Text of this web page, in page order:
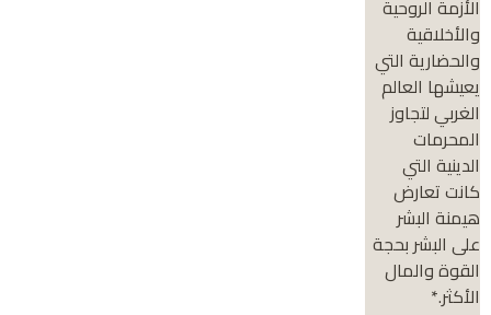
الأزمة الروحية
والأخلاقية
والحضارية التي
يعيشها العالم
الغربي لتجاوز
المحرمات
الدينية التي
كانت تعارض
هيمنة البشر
على البشر بحجة
القوة والمال
الأكثر.*